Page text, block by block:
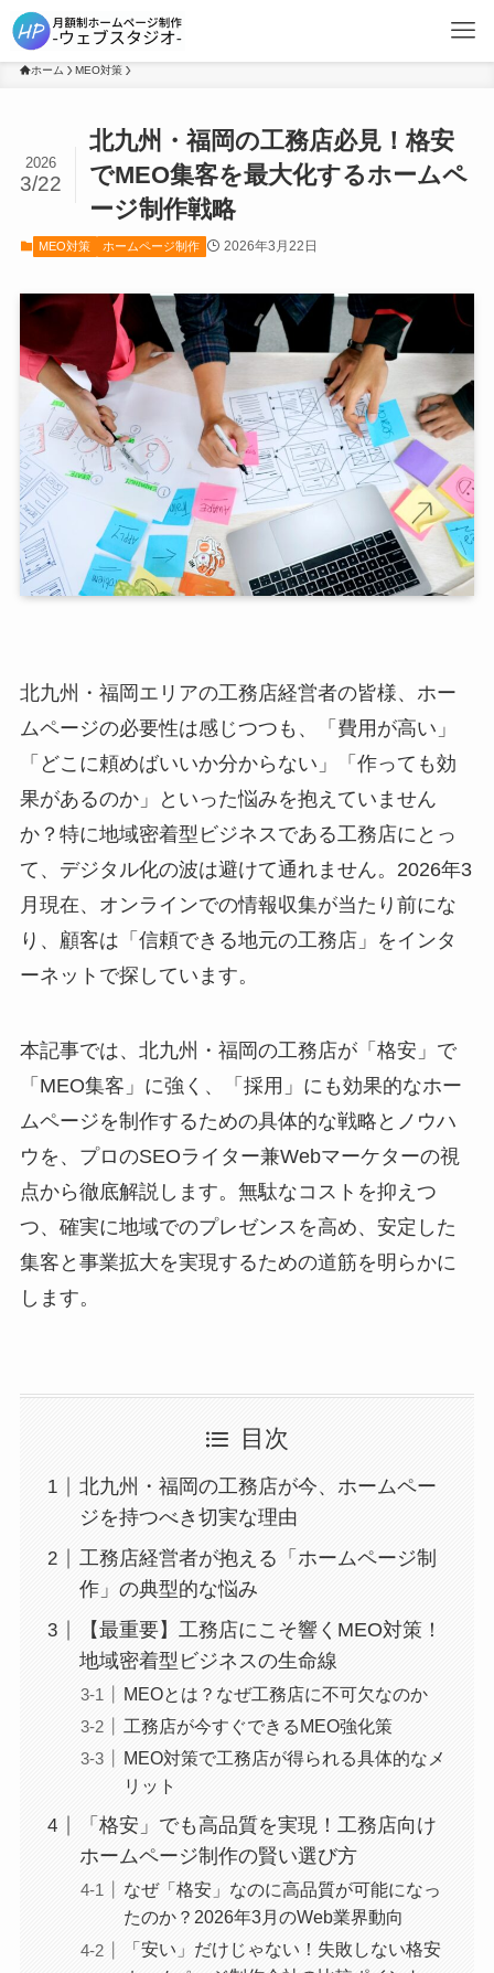
ホーム MEO対策
北九州・福岡の工務店必見！格安
でMEO集客を最大化するホームペ
ージ制作戦略
2026
3/22
MEO対策 ホームページ制作 2026年3月22日
北九州・福岡エリアの工務店経営者の皆様、ホー
ムページの必要性は感じつつも、「費用が高い」
「どこに頼めばいいか分からない」「作っても効
果があるのか」といった悩みを抱えていません
か？特に地域密着型ビジネスである工務店にとっ
て、デジタル化の波は避けて通れません。2026年3
月現在、オンラインでの情報収集が当たり前にな
り、顧客は「信頼できる地元の工務店」をインタ
ーネットで探しています。
本記事では、北九州・福岡の工務店が「格安」で
「MEO集客」に強く、「採用」にも効果的なホー
ムページを制作するための具体的な戦略とノウハ
ウを、プロのSEOライター兼Webマーケターの視
点から徹底解説します。無駄なコストを抑えつ
つ、確実に地域でのプレゼンスを高め、安定した
集客と事業拡大を実現するための道筋を明らかに
します。
目次
北九州・福岡の工務店が今、ホームペー
ジを持つべき切実な理由
工務店経営者が抱える「ホームページ制
作」の典型的な悩み
【最重要】工務店にこそ響くMEO対策！
地域密着型ビジネスの生命線
MEOとは？なぜ工務店に不可欠なのか
工務店が今すぐできるMEO強化策
MEO対策で工務店が得られる具体的なメ
リット
「格安」でも高品質を実現！工務店向け
ホームページ制作の賢い選び方
なぜ「格安」なのに高品質が可能になっ
たのか？2026年3月のWeb業界動向
「安い」だけじゃない！失敗しない格安